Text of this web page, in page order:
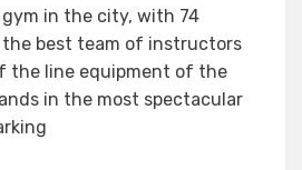
in the city, with 74
best team of instructors
the line equipment of the
in the most spectacular